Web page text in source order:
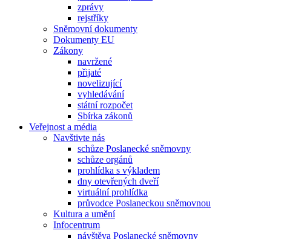
zprávy
rejstříky
Sněmovní dokumenty
Dokumenty EU
Zákony
navržené
přijaté
novelizující
vyhledávání
státní rozpočet
Sbírka zákonů
Veřejnost a média
Navštivte nás
schůze Poslanecké sněmovny
schůze orgánů
prohlídka s výkladem
dny otevřených dveří
virtuální prohlídka
průvodce Poslaneckou sněmovnou
Kultura a umění
Infocentrum
návštěva Poslanecké sněmovny